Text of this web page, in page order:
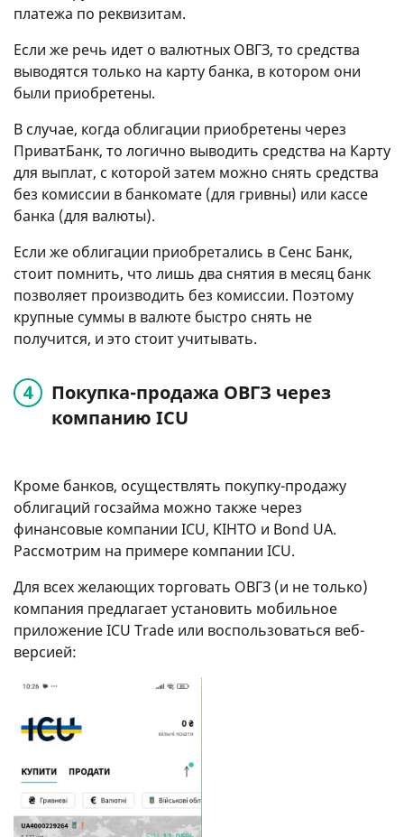
платежа по реквизитам.
Если же речь идет о валютных ОВГЗ, то средства
выводятся только на карту банка, в котором они
были приобретены.
В случае, когда облигации приобретены через
ПриватБанк, то логично выводить средства на Карту
для выплат, с которой затем можно снять средства
без комиссии в банкомате (для гривны) или кассе
банка (для валюты).
Если же облигации приобретались в Сенс Банк,
стоит помнить, что лишь два снятия в месяц банк
позволяет производить без комиссии. Поэтому
крупные суммы в валюте быстро снять не
получится, и это стоит учитывать.
Покупка-продажа ОВГЗ через
компанию ICU
Кроме банков, осуществлять покупку-продажу
облигаций госзайма можно также через
финансовые компании ICU, KIHTO и Bond UA.
Рассмотрим на примере компании ICU.
Для всех желающих торговать ОВГЗ (и не только)
компания предлагает установить мобильное
приложение ICU Trade или воспользоваться веб-
версией: